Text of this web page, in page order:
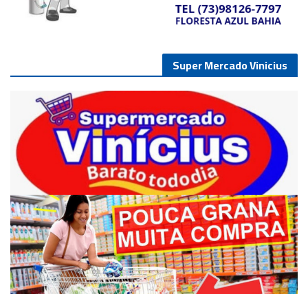
Super Mercado Vinicius